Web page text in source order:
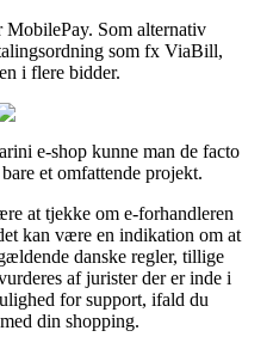
Som alternativ
som fx ViaBill,
i flere bidder.
e-shop kunne man de facto
et omfattende projekt.
at tjekke om e-forhandleren
kan være en indikation om at
danske regler, tillige
af jurister der er inde i
for support, ifald du
din shopping.